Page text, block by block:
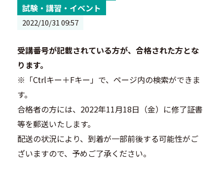
試験・講習・イベント
2022/10/31 09:57
受講番号が記載されている方が、合格された方とな
ります。
※「Ctrlキー＋Fキー」で、ページ内の検索ができま
す。
合格者の方には、2022年11月18日（金）に修了証書
等を郵送いたします。
配送の状況により、到着が一部前後する可能性がご
ざいますので、予めご了承ください。